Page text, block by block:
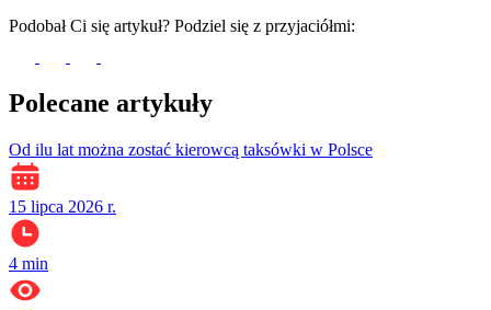
Podobał Ci się artykuł? Podziel się z przyjaciółmi:
Polecane artykuły
Od ilu lat można zostać kierowcą taksówki w Polsce
15 lipca 2026 r.
4 min